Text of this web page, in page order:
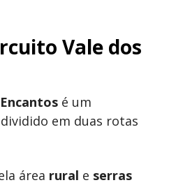
Vale dos
é um
dividido em duas rotas
área rural e serras